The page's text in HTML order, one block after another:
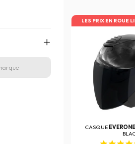
LES PRIX EN ROUE
CASQUE EVERONE